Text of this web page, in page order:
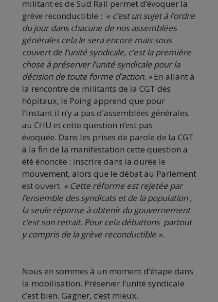
militant·es de Sud Rail permet d’évoquer la
grève reconductible : « c’est un sujet à l’ordre
du jour dans chacune de nos assemblées
générales cela le sera encore mais sous
couvert de l’unité syndicale, c’est la première
chose à préserver l’unité syndicale pour la
décision de toute forme d’action. »En allant à
la rencontre de militants de la CGT des
hôpitaux, le Poing apprend que pour
l’instant il n’y a pas d’assemblées générales
au CHU et cette question n’est pas
évoquée. Dans les prises de parole de la CGT
à la fin de la manifestation cette question a
été énoncée : inscrire dans la durée le
mouvement, alors que le débat au Parlement
est ouvert. « Cette réforme est rejetée par
l’ensemble des syndicats et de la population ,
la seule réponse à obtenir du gouvernement
c’est son retrait. Pour cela débattons partout
y compris de la grève reconductible ».
Nous en sommes à un moment d’étape dans
la mobilisation. Préserver l’unité syndicale
c’est bien. Gagner, c’est mieux.